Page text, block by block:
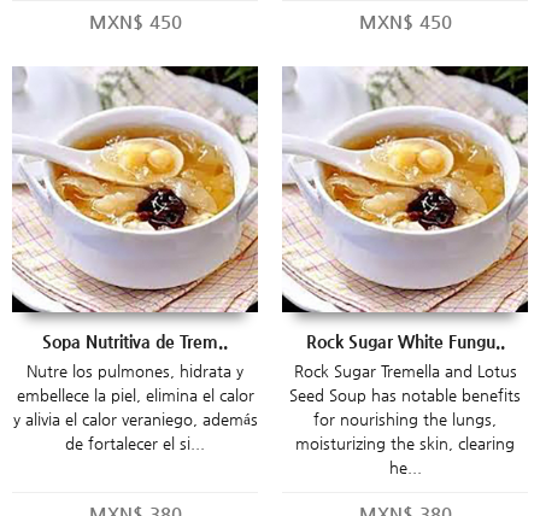
MXN$ 450 MXN$ 450
Sopa Nutritiva de Trem..
Nutre los pulmones, hidrata y
embellece la piel, elimina el calor
y alivia el calor veraniego, además
de fortalecer el si...
Rock Sugar White Fungu..
Rock Sugar Tremella and Lotus
Seed Soup has notable benefits
for nourishing the lungs,
moisturizing the skin, clearing
he...